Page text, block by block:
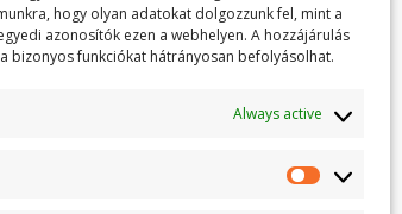
hogy olyan adatokat dolgozzunk fel, mint a
azonosítók ezen a webhelyen. A hozzájárulás
bizonyos funkciókat hátrányosan befolyásolhat.
Always active
Koczánné
Ildikó